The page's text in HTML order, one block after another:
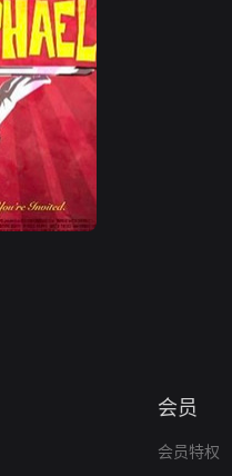
会员
会员特权